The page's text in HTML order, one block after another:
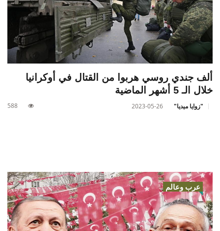
ألف جندي روسي هربوا من القتال في أوكرانيا
خلال الـ 5 أشهر الماضية
"زوايا ميديا" 2023-05-26
588
عرب وعالم